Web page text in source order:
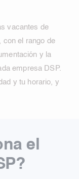
vacantes de
con el rango de
y la
empresa DSP.
y tu horario, y
el